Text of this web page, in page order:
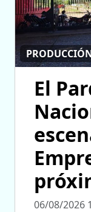
El
06/08/2026